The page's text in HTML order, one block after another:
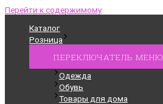
Перейти к содержимому
Каталог
Розница
ПЕРЕКЛЮЧАТЕЛЬ МЕНЮ
Одежда
Обувь
Товары для дома